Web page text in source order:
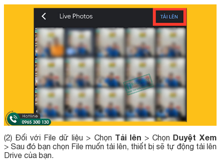
(2) Đối với File dữ liệu > Chọn Tải lên > Chọn Duyệt Xem
> Sau đó bạn chọn File muốn tải lên, thiết bị sẽ tự động tải lên
Drive của bạn.